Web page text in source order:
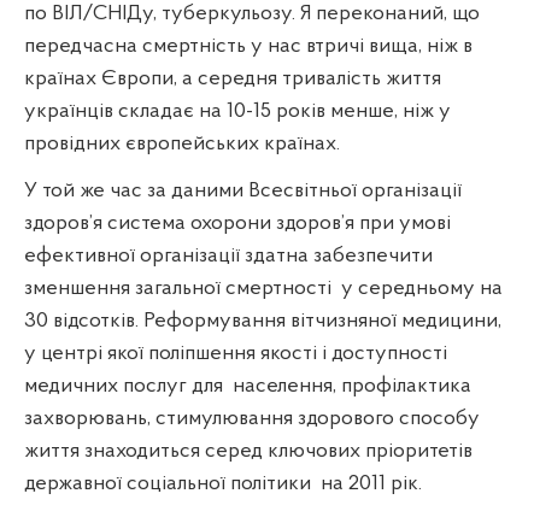
по ВІЛ/СНІДу, туберкульозу. Я переконаний, що
передчасна смертність у нас втричі вища, ніж в
країнах Європи, а середня тривалість життя
українців складає на 10-15 років менше, ніж у
провідних європейських країнах.
У той же час за даними Всесвітньої організації
здоров’я система охорони здоров’я при умові
ефективної організації здатна забезпечити
зменшення загальної смертності у середньому на
30 відсотків. Реформування вітчизняної медицини,
у центрі якої поліпшення якості і доступності
медичних послуг для населення, профілактика
захворювань, стимулювання здорового способу
життя знаходиться серед ключових пріоритетів
державної соціальної політики на 2011 рік.